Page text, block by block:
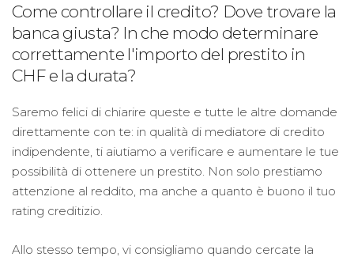
Come controllare il credito? Dove trovare la
banca giusta? In che modo determinare
correttamente l'importo del prestito in
CHF e la durata?
Saremo felici di chiarire queste e tutte le altre domande
direttamente con te: in qualità di mediatore di credito
indipendente, ti aiutiamo a verificare e aumentare le tue
possibilità di ottenere un prestito. Non solo prestiamo
attenzione al reddito, ma anche a quanto è buono il tuo
rating creditizio.
Allo stesso tempo, vi consigliamo quando cercate la